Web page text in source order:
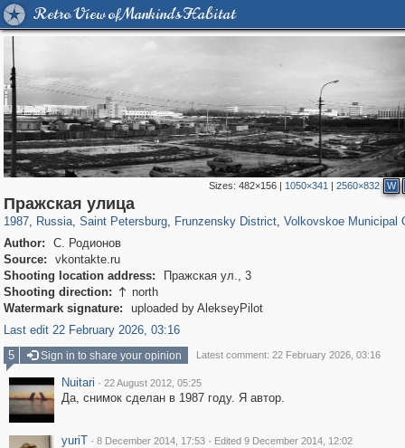
Retro View of Mankind's Habitat
Sizes: 482×156| 1050×341 | 2560×832 W
Пражская улица
1987, Russia
1,406,849 29,243
, Saint Petersburg
197,175 5,709
, Frunzensky District, Volkovskoe Municipal
Author:
С. Родионов
Source:
vkontakte.ru
Shooting location address:
Пражская ул., 3
Shooting direction:  north
Watermark signature:
uploaded by AlekseyPilot
Last edit 22 February 2026, 03:16
5
Sign in to share your opinion Latest comment: 22 February 2026, 03:16
Nuitari · 22 August 2012, 05:25
Да, снимок сделан в 1987 году. Я автор.
yuriT · 8 December 2014, 17:53 · Edited 9 December 2014, 12:02